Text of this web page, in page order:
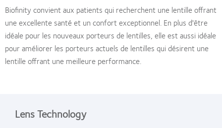
Biofinity convient aux patients qui recherchent une lentille offrant
une excellente santé et un confort exceptionnel. En plus d'être
idéale pour les nouveaux porteurs de lentilles, elle est aussi idéale
pour améliorer les porteurs actuels de lentilles qui désirent une
lentille offrant une meilleure performance.
Lens Technology